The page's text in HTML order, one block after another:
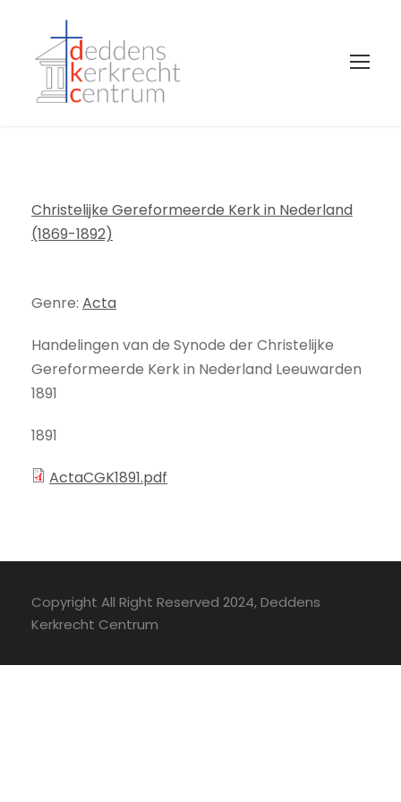
Christelijke Gereformeerde Kerk in Nederland
(1869-1892)
Genre: Acta
Handelingen van de Synode der Christelijke
Gereformeerde Kerk in Nederland Leeuwarden
1891
1891
ActaCGK1891.pdf
Copyright All Right Reserved 2024, Deddens
Kerkrecht Centrum